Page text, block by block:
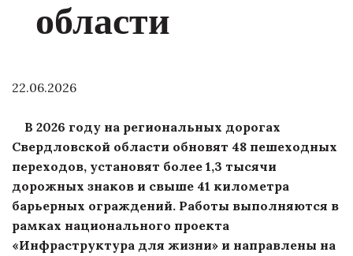
области
22.06.2026
В 2026 году на региональных дорогах
Свердловской области обновят 48 пешеходных
переходов, установят более 1,3 тысячи
дорожных знаков и свыше 41 километра
барьерных ограждений. Работы выполняются в
рамках национального проекта
«Инфраструктура для жизни» и направлены на